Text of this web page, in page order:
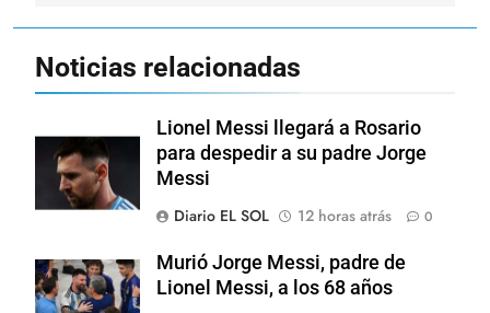
Noticias relacionadas
Lionel Messi llegará a Rosario
para despedir a su padre Jorge
Messi
Diario EL SOL
12 horas atrás 0
Murió Jorge Messi, padre de
Lionel Messi, a los 68 años